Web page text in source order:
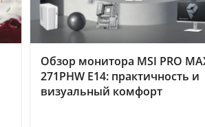
Обзор монитора MSI PRO
271PHW E14: практичность и
визуальный комфорт